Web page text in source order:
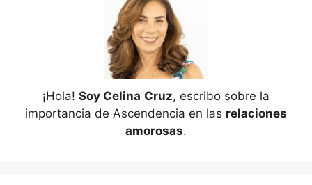
¡Hola! Soy Celina Cruz, escribo sobre la
importancia de Ascendencia en las relaciones
amorosas.